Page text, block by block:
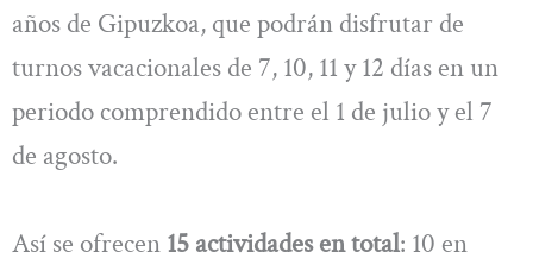
años de Gipuzkoa, que podrán disfrutar de
turnos vacacionales de 7, 10, 11 y 12 días en un
periodo comprendido entre el 1 de julio y el 7
de agosto.
Así se ofrecen 15 actividades en total: 10 en